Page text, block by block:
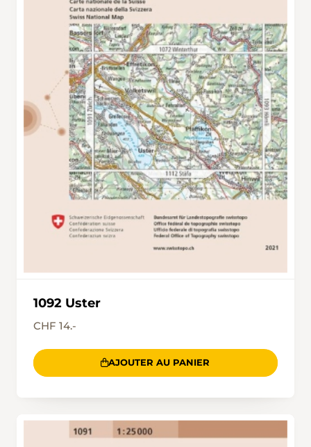
1092 Uster
CHF 14.-
AJOUTER AU PANIER